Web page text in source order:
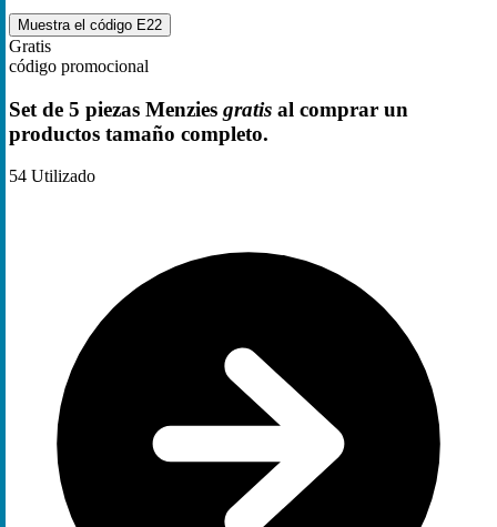
Muestra el código E22
Gratis
código promocional
Set de 5 piezas Menzies gratis al comprar un
productos tamaño completo.
54 Utilizado